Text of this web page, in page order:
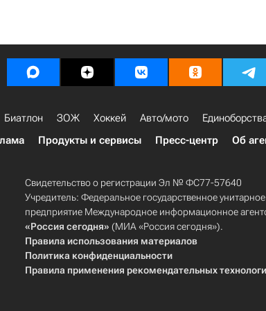
Биатлон ЗОЖ Хоккей Авто/мото
Продукты и сервисы Пресс-центр Об
Свидетельство о регистрации Эл № ФС77-57640
Учредитель: Федеральное государственное унитарное
предприятие Международное информационное
«Россия сегодня» (МИА «Россия сегодня»).
Правила использования материалов
Политика конфиденциальности
Правила применения рекомендательных